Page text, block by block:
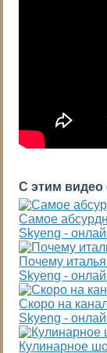
С этим видео
Самое
Skyeng -
Почему
Skyeng -
Скоро на
Skyeng -
Кулинарное